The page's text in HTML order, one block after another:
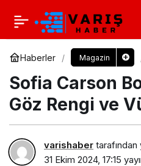
Haberler Magazin
Sofia Carson
Göz Rengi ve
varishaber tarafından
31 Ekim 2024, 17:15